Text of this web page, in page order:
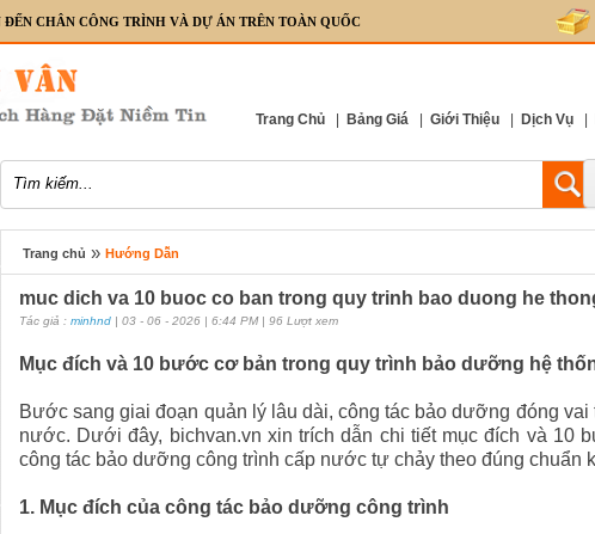
CHÂN CÔNG TRÌNH VÀ DỰ ÁN TRÊN TOÀN QUỐC
Trang Chủ Bảng Giá Giới Thiệu Dịch Vụ
Trang chủ » Hướng Dẫn
muc dich va 10 buoc co ban trong quy trinh bao duong he
Tác giả : minhnd | 03 - 06 - 2026 | 6:44 PM | 96 Lượt xem
Mục đích và 10 bước cơ bản trong quy trình bảo dưỡng hệ
Bước sang giai đoạn quản lý lâu dài, công tác bảo dưỡng đóng vai
nước. Dưới đây, bichvan.vn xin trích dẫn chi tiết mục đích và 10
công tác bảo dưỡng công trình cấp nước tự chảy theo đúng chuẩn
1. Mục đích của công tác bảo dưỡng công trình